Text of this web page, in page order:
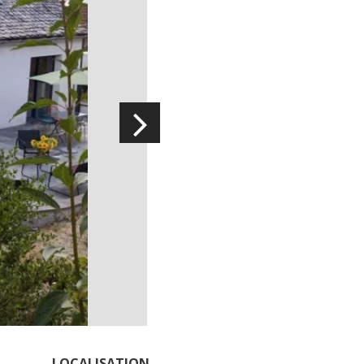
La cripta de Auzits en verano
Pasear en menos de
cien kilómetros
Los más bonitos pueblos en Francia
Otras hermosas aldeas
El Pays des Bastides du Rouergue
Las ciudades y países de arte y
historia
De la valle del Lot al País Decazeville
– Aubin
Patrimonio mundial de la UNESCO